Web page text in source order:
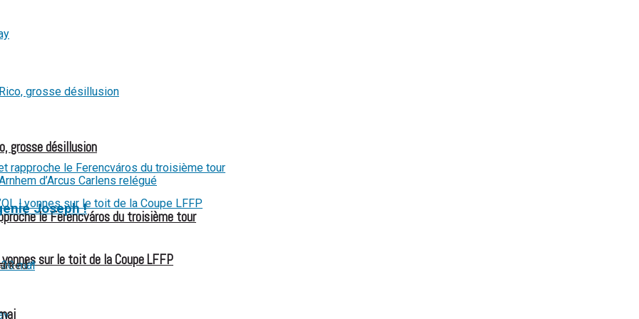
grosse désillusion
sur le toit de la Coupe LFFP
le Ferencváros du troisième tour
Joseph !
*